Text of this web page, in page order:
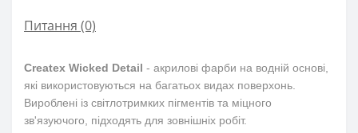
Питання (0)
Createx Wicked Detail - акрилові фарби на водній основі,
які використовуються на багатьох видах поверхонь.
Вироблені із світлотримких пігментів та міцного
зв'язуючого, підходять для зовнішніх робіт.